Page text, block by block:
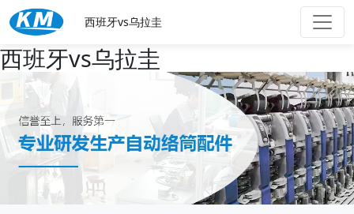
西班牙vs乌拉圭
西班牙vs乌拉圭